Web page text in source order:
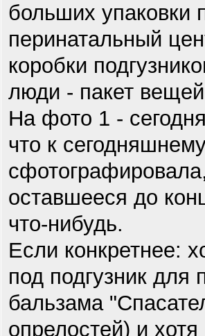
больших упаковки
перинатальный
коробки
люди - пакет
На фото 1 -
что к
оставшееся до
что-нибудь.
Если конкретнее:
под подгузник
бальзама
опрелостей) и